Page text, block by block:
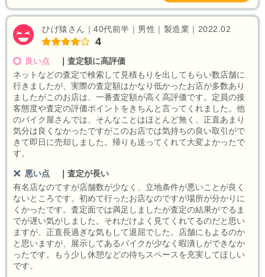
ひげ猿さん｜40代前半｜男性｜製造業｜2022.02
4
良い点
査定額に高評価
ネットなどの査定で検索して見積もりを出してもらい数店舗に
行きましたが、実際の査定額はかなり低かったお店が多数あり
ましたがこのお店は、一番査定額が高く高評価です。定員の接
客態度や査定の評価ポイントをきちんと言ってくれました。他
のバイク屋さんでは、そんなことはほとんど無く、正直あまり
気分は良くなかったですがこのお店では気持ちの良い取引がで
きて即日に売却しました。帰りも送ってくれて大変よかったで
す。
悪い点
査定が長い
有名店なのてすが店舗数が少なく、立地条件が悪いことが良く
ないところです。初めて行ったお店なのですが場所が分かりに
くかったです。査定面では満足しましたが査定の結果がでるま
でが遅い気がしました。それだけよく見てくれてるのだと思い
ますが、正直長過ぎな気もして退屈でした。店舗にもよるのか
と思いますが、展示してあるバイクが少なく暇潰しができなか
ったです。もう少し休憩などの待ちスペースを充実してほしい
です。